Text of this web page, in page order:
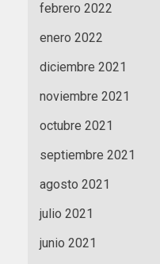
febrero 2022
enero 2022
diciembre 2021
noviembre 2021
octubre 2021
septiembre 2021
agosto 2021
julio 2021
junio 2021